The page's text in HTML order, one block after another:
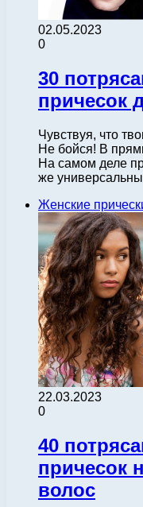
02.05.2023
0
30
причесок
Чувствуя, что
Не бойся! В
На самом деле
же
Женские
22.03.2023
0
40
причесок
волос